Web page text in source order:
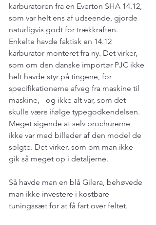
karburatoren fra en Everton SHA 14.12,
som var helt ens af udseende, gjorde
naturligvis godt for trækkraften.
Enkelte havde faktisk en 14.12
karburator monteret fra ny. Det virker,
som om den danske importør PJC ikke
helt havde styr på tingene, for
specifikationerne afveg fra maskine til
maskine, - og ikke alt var, som det
skulle være ifølge typegodkendelsen.
Meget sigende at selv brochurerne
ikke var med billeder af den model de
solgte. Det virker, som om man ikke
gik så meget op i detaljerne.
Så havde man en blå Gilera, behøvede
man ikke investere i kostbare
tuningssæt for at få fart over feltet.